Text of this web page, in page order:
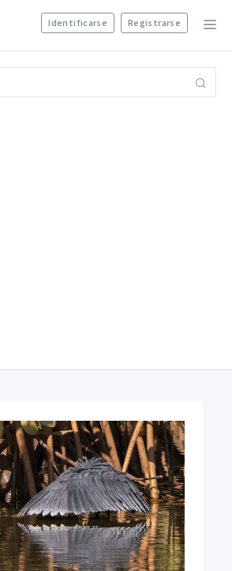
Identificarse Registrarse